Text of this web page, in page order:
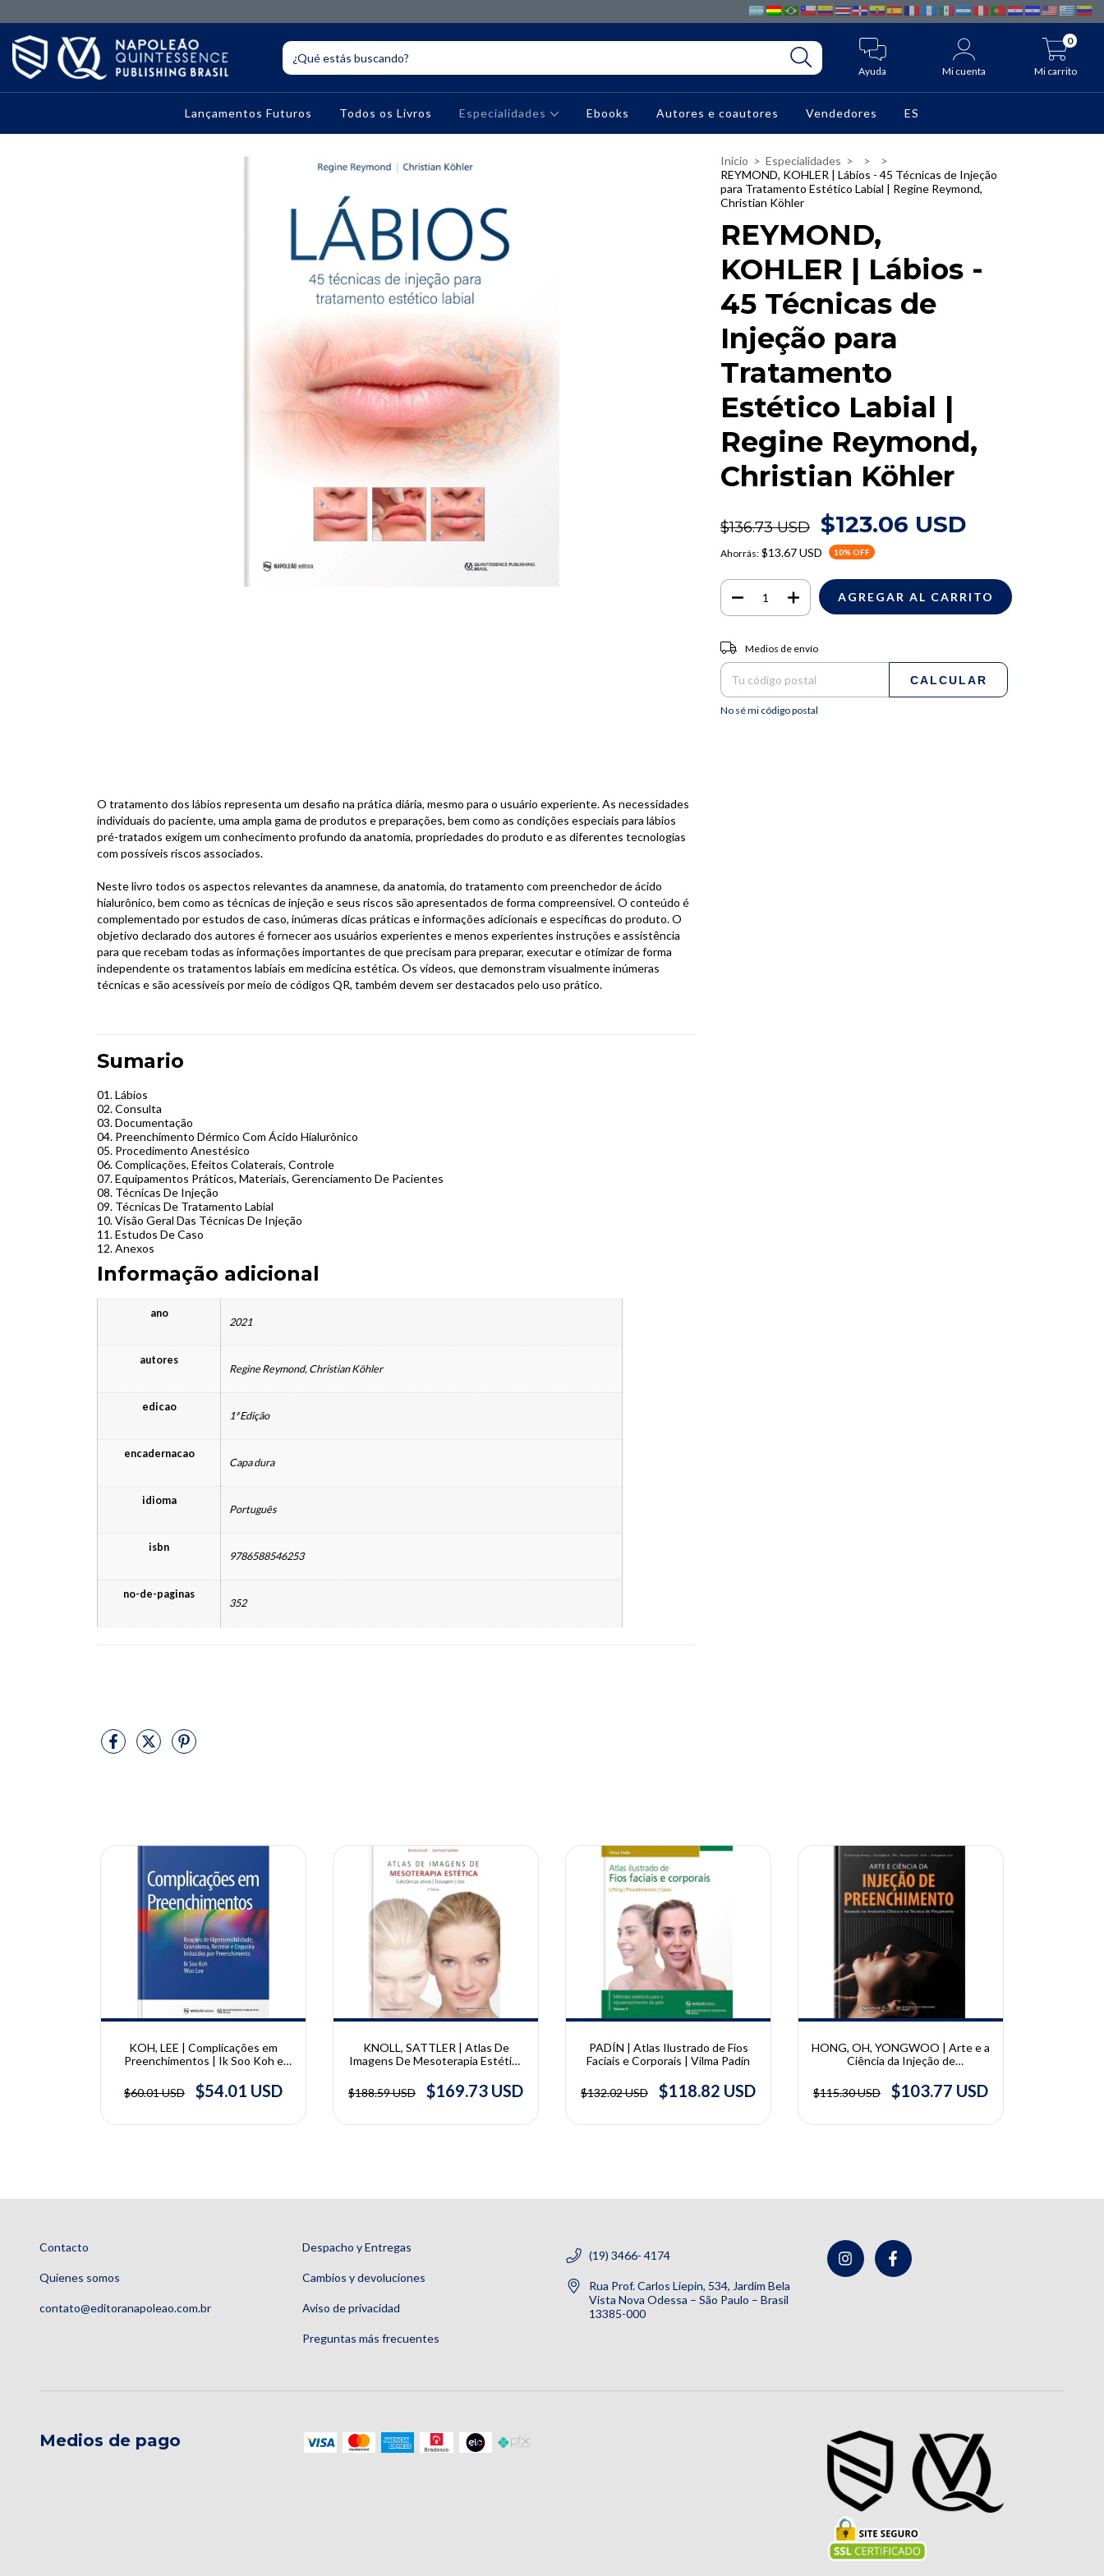
Ayuda Mi cuenta Mi carrito
0
Lançamentos Futuros Todos os Livros Especialidades Ebooks Autores e coautores Vendedores ES
O tratamento dos lábios representa um desafio na prática diária, mesmo para o usuário experiente. As necessidades
individuais do paciente, uma ampla gama de produtos e preparações, bem como as condições especiais para lábios
pré-tratados exigem um conhecimento profundo da anatomia, propriedades do produto e as diferentes tecnologias
com possíveis riscos associados.
Neste livro todos os aspectos relevantes da anamnese, da anatomia, do tratamento com preenchedor de ácido
hialurônico, bem como as técnicas de injeção e seus riscos são apresentados de forma compreensível. O conteúdo é
complementado por estudos de caso, inúmeras dicas práticas e informações adicionais e específicas do produto. O
objetivo declarado dos autores é fornecer aos usuários experientes e menos experientes instruções e assistência
para que recebam todas as informações importantes de que precisam para preparar, executar e otimizar de forma
independente os tratamentos labiais em medicina estética. Os vídeos, que demonstram visualmente inúmeras
técnicas e são acessíveis por meio de códigos QR, também devem ser destacados pelo uso prático.
Sumario
01. Lábios
02. Consulta
03. Documentação
04. Preenchimento Dérmico Com Ácido Hialurônico
05. Procedimento Anestésico
06. Complicações, Efeitos Colaterais, Controle
07. Equipamentos Práticos, Materiais, Gerenciamento De Pacientes
08. Técnicas De Injeção
09. Técnicas De Tratamento Labial
10. Visão Geral Das Técnicas De Injeção
11. Estudos De Caso
12. Anexos
Informação adicional
ano
2021
autores
Regine Reymond, Christian Köhler
edicao
1ª Edição
encadernacao
Capa dura
idioma
Português
isbn
9786588546253
no-de-paginas
352
Inicio > Especialidades > >
>
REYMOND, KOHLER | Lábios - 45 Técnicas de Injeção
para Tratamento Estético Labial | Regine Reymond,
Christian Köhler
REYMOND,
KOHLER | Lábios -
45 Técnicas de
Injeção para
Tratamento
Estético Labial |
Regine Reymond,
Christian Köhler
$136.73 USD $123.06 USD
Ahorrás: $13.67 USD 10% OFF
Entregas para el CP:
Medios de envío
CALCULAR
No sé mi código postal
KOH, LEE | Complicações em
Preenchimentos | Ik Soo Koh e
$60.01 USD
$54.01 USD
KNOLL, SATTLER | Atlas De
Imagens De Mesoterapia Estética
$188.59 USD
$169.73 USD
PADÍN | Atlas Ilustrado de Fios
Faciais e Corporais | Vilma Padín
$132.02 USD $118.82 USD
HONG, OH, YONGWOO | Arte e a
Ciência da Injeção de
Seungmin Oh, Bongcheol Kim e
Yongwoo Lee
$115.30 USD $103.77 USD
Contacto
Quienes somos
contato@editoranapoleao.com.br
Despacho y Entregas
Cambios y devoluciones
Aviso de privacidad
Preguntas más frecuentes
(19) 3466- 4174
Rua Prof. Carlos Liepin, 534, Jardim Bela
Vista Nova Odessa – São Paulo – Brasil
13385-000
Medios de pago